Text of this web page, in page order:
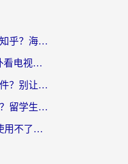
国外可以看央视影音吗知乎？海外党亲测有效的回国加速方案
海外党必看：选对“海外看电视剧软件”，再也不用愁国内剧刷不了
国外如何听国内音乐软件？别让地域限制，断了你的中文歌单
海外哪里能看奥运直播？留学生&海外华人必看的体育赛事观赛终极指南
12123交管在国外怎么使用不了？海外华人必看的无缝访问国内资源指南